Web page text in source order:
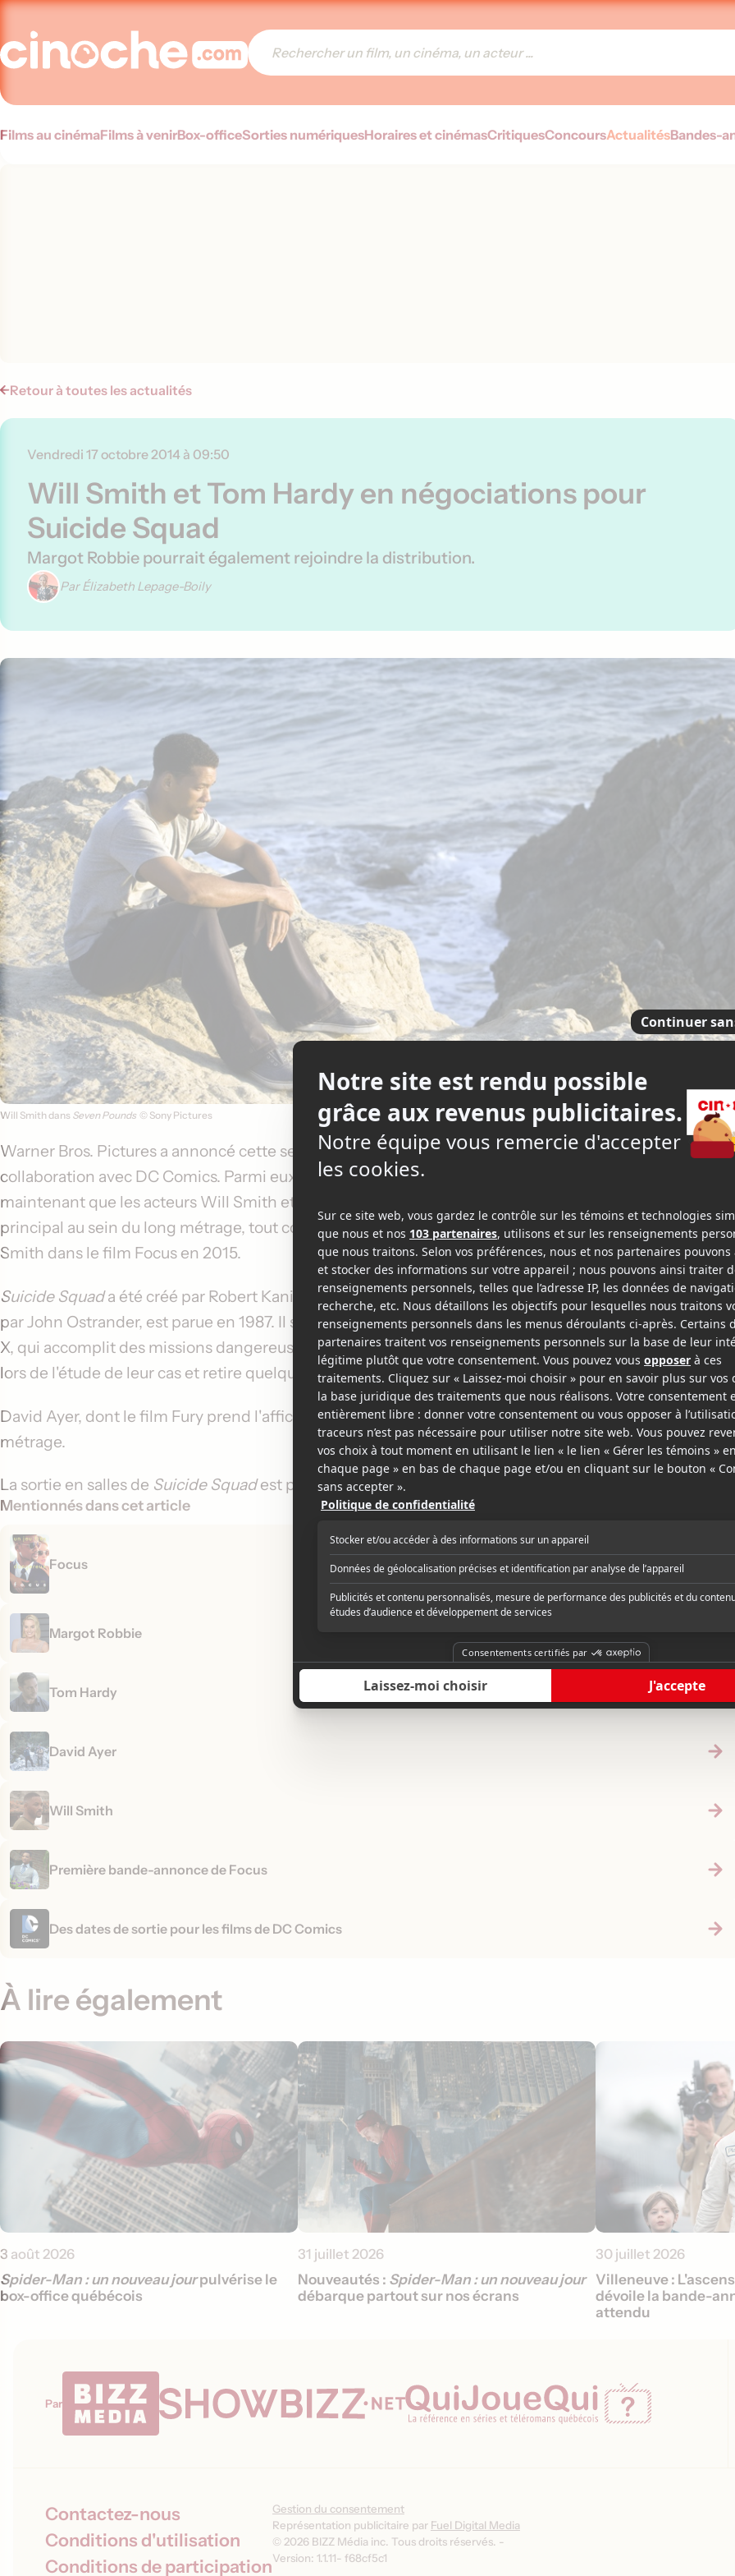
Films au cinémaFilms à venirBox-officeSorties numériquesHoraires et cinémasCritiquesConcoursActualitésBandes-
Retour à toutes les actualités
Vendredi 17 octobre 2014 à 09:50
Will Smith et Tom Hardy en négociations pour
Suicide Squad
Margot Robbie pourrait également rejoindre la distribution.
Par Élizabeth Lepage-Boily
Mentionnés dans cet article
Focus
Margot Robbie
Tom Hardy
David Ayer
Will Smith
Première bande-annonce de Focus
Des dates de sortie pour les films de DC Comics
Contenu de l'article
Will Smith dans Seven Pounds © Sony Pictures
Warner Bros. Pictures a annoncé cette semaine les dates de sorties des films qu'elle produira en
collaboration avec DC Comics. Parmi eux,
Suicide Squad. Le
maintenant que les acteurs Will Smith et
principal au sein du long métrage, tout comme Margot Robbie, qu'on pourra voir aux côtés de
Smith dans le film Focus en 2015.
Suicide Squada été créé par Robert Kanigher et Ross Andru en 1959. Une nouvelle mouture,
par John Ostrander, est parue en 1987. Il s'agit d'une équipe de supervilains, aussi appelée Task Force
X, qui accomplit des missions dangereuses pour le gouvernement afin que ce dernier use de
lors de l'étude de leur cas et retire quelques années de prison à leur sentence respective.
David Ayer, dont le film Fury prend l'affiche aujourd'hui à travers l'Amérique du Nord, réalisera le long
métrage.
La sortie en salles de Suicide Squadest prévue en 2016.
À lire également
3 août 2026
Spider-Man : un nouveau jourpulvérise le
box-office québécois
31 juillet 2026
Nouveautés : Spider-Man : un nouveau jour
débarque partout sur nos écrans
30 juillet 2026
Villeneuve :
dévoile la bande-
attendu
Par
Contactez-nous
Conditions d'utilisation
Conditions de participation
Gestion du consentement
Représentation publicitaire par Fuel Digital Media
© 2026 BIZZ Média inc. Tous droits réservés. -
Version: 1.1.11- f68cf5c1